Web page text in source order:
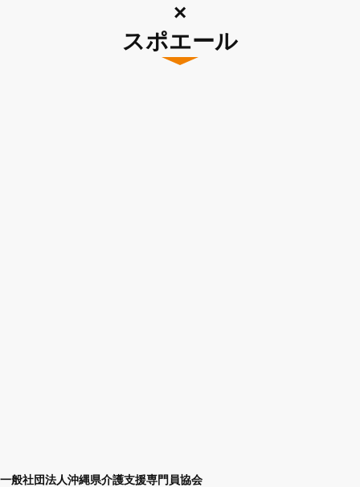
×
スポエール
一般社団法人沖縄県介護支援専門員協会